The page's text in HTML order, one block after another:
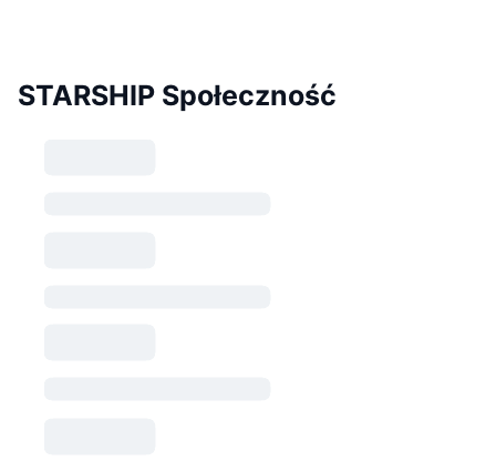
STARSHIP Społeczność